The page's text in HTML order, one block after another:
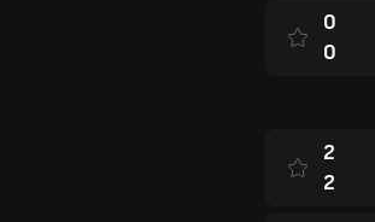
0
0
2
2